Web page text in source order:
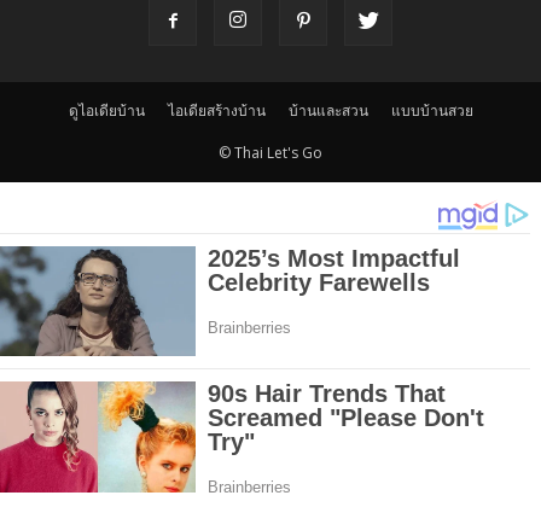
ดูไอเดียบ้าน ไอเดียสร้างบ้าน บ้านและสวน แบบบ้านสวย
© Thai Let's Go